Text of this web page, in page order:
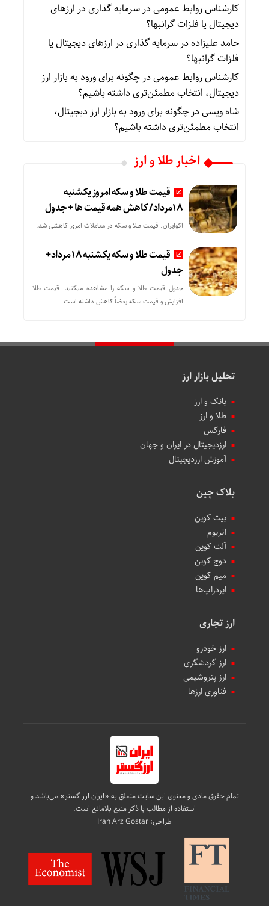
کارشناس روابط عمومیدرسرمایه گذاری در ارزهای
دیجیتال یا فلزات گرانبها؟
حامد علیزادهدرسرمایه گذاری در ارزهای دیجیتال یا
فلزات گرانبها؟
کارشناس روابط عمومیدرچگونه برای ورود به بازار ارز
دیجیتال، انتخاب مطمئن‌تری داشته باشیم؟
شاه ویسیدرچگونه برای ورود به بازار ارز دیجیتال،
انتخاب مطمئن‌تری داشته باشیم؟
اخبار طلا و ارز
قیمت طلا و سکه امروز یکشنبه
18مرداد/ کاهش همه قیمت ها + جدول
اکوایران: قیمت طلا و سکه در معاملات امروز کاهشی شد.
قیمت طلا و سکه یکشنبه 18 مرداد+
جدول
جدول قیمت طلا و سکه را مشاهده میکنید. قیمت‌ طلا
افزایش و قیمت سکه بعضاً کاهش داشته است.
تحلیل بازار ارز
بانک و ارز
طلا و ارز
فارکس
ارزدیجیتال در ایران و جهان
آموزش ارزدیجیتال
بلاک چین
بیت کوین
اتریوم
آلت کوین
دوج کوین
میم کوین‌
ایردراپ‌ها
ارز تجاری
ارز خودرو
ارز گردشگری
ارز پتروشیمی
فناوری ارزها
تمام حقوق مادی و معنوی این سایت متعلق به «ایران ارز گستر» می‌باشد و
استفاده از مطالب با ذکر منبع بلامانع است.
طراحی:Iran Arz Gostar